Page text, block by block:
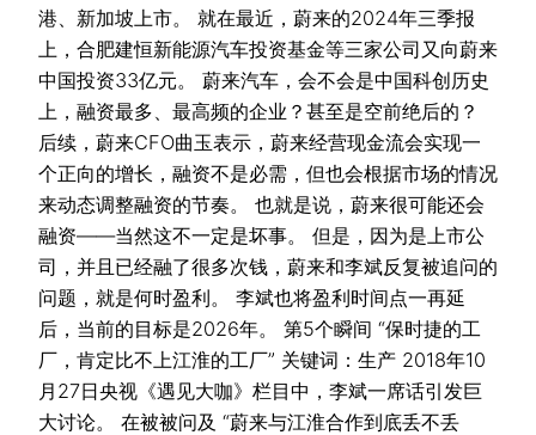
港、新加坡上市。 就在最近，蔚来的2024年三季报
上，合肥建恒新能源汽车投资基金等三家公司又向蔚来
中国投资33亿元。 蔚来汽车，会不会是中国科创历史
上，融资最多、最高频的企业？甚至是空前绝后的？
后续，蔚来CFO曲玉表示，蔚来经营现金流会实现一
个正向的增长，融资不是必需，但也会根据市场的情况
来动态调整融资的节奏。 也就是说，蔚来很可能还会
融资——当然这不一定是坏事。 但是，因为是上市公
司，并且已经融了很多次钱，蔚来和李斌反复被追问的
问题，就是何时盈利。 李斌也将盈利时间点一再延
后，当前的目标是2026年。 第5个瞬间 “保时捷的工
厂，肯定比不上江淮的工厂” 关键词：生产 2018年10
月27日央视《遇见大咖》栏目中，李斌一席话引发巨
大讨论。 在被被问及 “蔚来与江淮合作到底丢不丢